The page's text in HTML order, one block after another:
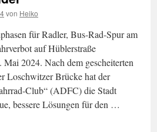
von Heiko
für Radler, Bus-Rad-Spur am
auf Hüblerstraße
2024. Nach dem gescheiterten
Loschwitzer Brücke hat der
Club“ (ADFC) die Stadt
bessere Lösungen für den …